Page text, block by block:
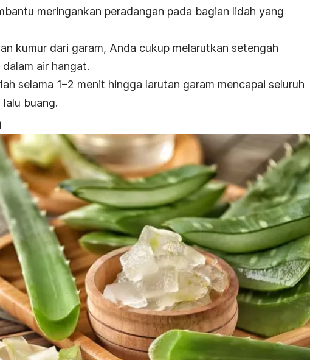
meringankan peradangan pada bagian lidah yang
kumur dari garam, Anda cukup melarutkan setengah
air hangat.
selama 1–2 menit hingga larutan garam mencapai seluruh
buang.